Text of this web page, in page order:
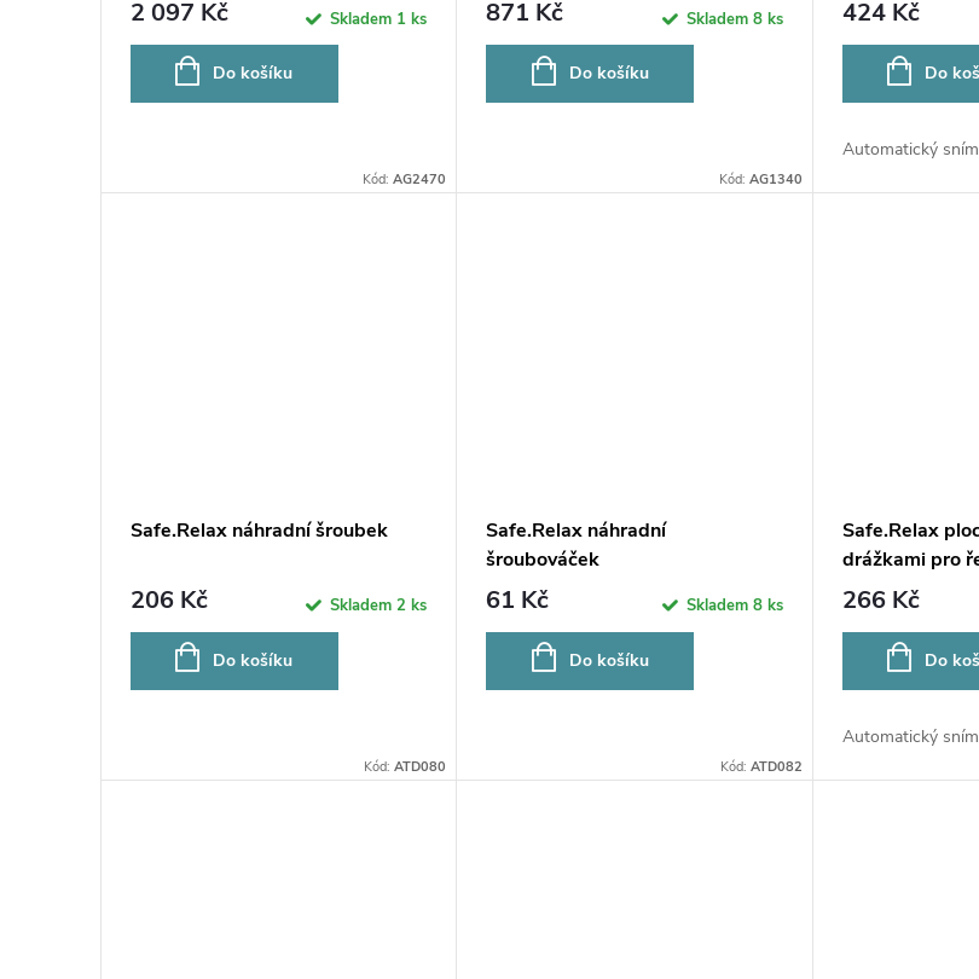
t
u
2 097 Kč Skladem 1 ks
Do košíku
Kód:AG2470
871 Kč Skladem 8 ks
Do košíku
Kód: AG1340
424 Kč
Do
Automatický
Safe.Relax náhradní šroubek
206 Kč Skladem2 ks
Do košíku
Kód:ATD080
Safe.Relax náhradní
šroubováček
61 Kč Skladem 8 ks
Do košíku
Kód: ATD082
Safe.Relax
drážkami pro
266 Kč
Do
Automatický